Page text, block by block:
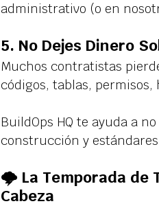
administrativo (o en
5. No Dejes Dinero
Muchos contratistas
códigos, tablas, permisos,
BuildOps HQ te ayuda a
construcción y
🌩️ La Temporada de
Cabeza